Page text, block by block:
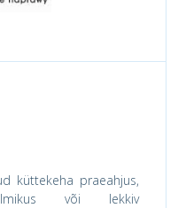
küttekeha praeahjus,
või lekkiv